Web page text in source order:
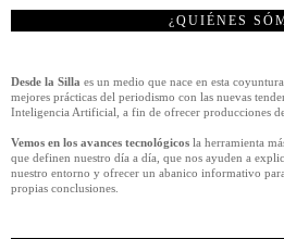
¿QUIÉNES
Desde la Silla es un medio que nace en esta
mejores prácticas del periodismo con las nuevas
Inteligencia Artificial, a fin de ofrecer producciones de
Vemos en los avances tecnológicos la herramienta
que definen nuestro día a día, que nos ayuden a
nuestro entorno y ofrecer un abanico informativo
propias conclusiones.